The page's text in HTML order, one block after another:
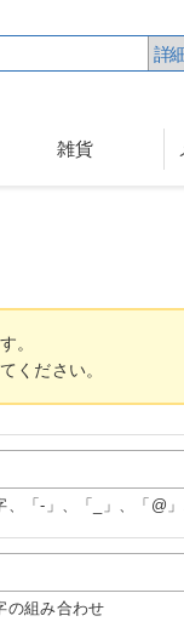
詳
雑貨
。
ください。
「-」、「_」、「@」
の組み合わせ